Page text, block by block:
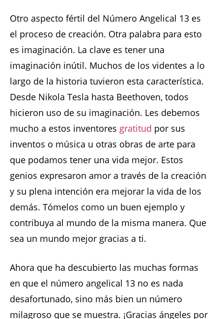
Otro aspecto fértil del Número Angelical 13 es
el proceso de creación. Otra palabra para esto
es imaginación. La clave es tener una
imaginación inútil. Muchos de los videntes a lo
largo de la historia tuvieron esta característica.
Desde Nikola Tesla hasta Beethoven, todos
hicieron uso de su imaginación. Les debemos
mucho a estos inventores gratitud por sus
inventos o música u otras obras de arte para
que podamos tener una vida mejor. Estos
genios expresaron amor a través de la creación
y su plena intención era mejorar la vida de los
demás. Tómelos como un buen ejemplo y
contribuya al mundo de la misma manera. Que
sea un mundo mejor gracias a ti.
Ahora que ha descubierto las muchas formas
en que el número angelical 13 no es nada
desafortunado, sino más bien un número
milagroso que se muestra. ¡Gracias ángeles por